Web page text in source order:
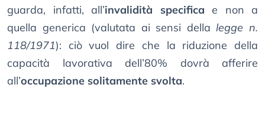
guarda, infatti, all’invalidità specifica e non a
quella generica (valutata ai sensi dellalegge n.
118/1971): ciò vuol dire che la riduzione della
capacità lavorativa dell’80% dovrà afferire
all’occupazione solitamente svolta.